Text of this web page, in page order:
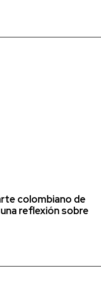
colombiano de
reflexión sobre